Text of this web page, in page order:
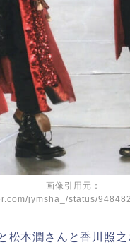
画像引用元：
jymsha_/status/
松本潤さんと香川照